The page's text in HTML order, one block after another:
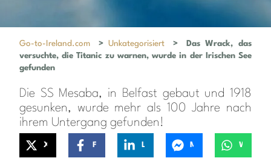
Go-to-Ireland.com >Unkategorisiert >
Das Wrack, das
versuchte, die Titanic zu warnen, wurde in der Irischen See
gefunden
Die SS Mesaba, in Belfast gebaut und 1918
gesunken, wurde mehr als 100 Jahre nach
ihrem Untergang gefunden!